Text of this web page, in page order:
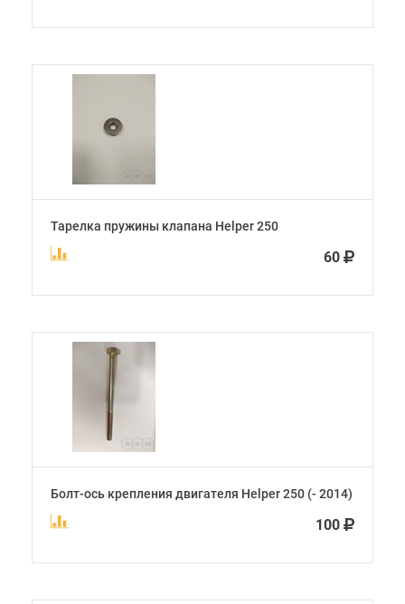
Тарелка пружины клапана Helper 250
60
Болт-ось крепления двигателя Helper 250 (- 2014)
100